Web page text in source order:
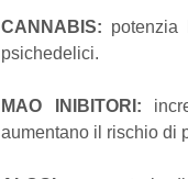
CANNABIS:
psichedelici.
MAO INIBITORI:
aumentano il rischio di